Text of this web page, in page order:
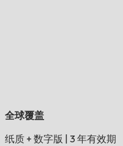
全球覆盖
纸质 + 数字版
3 年有效期